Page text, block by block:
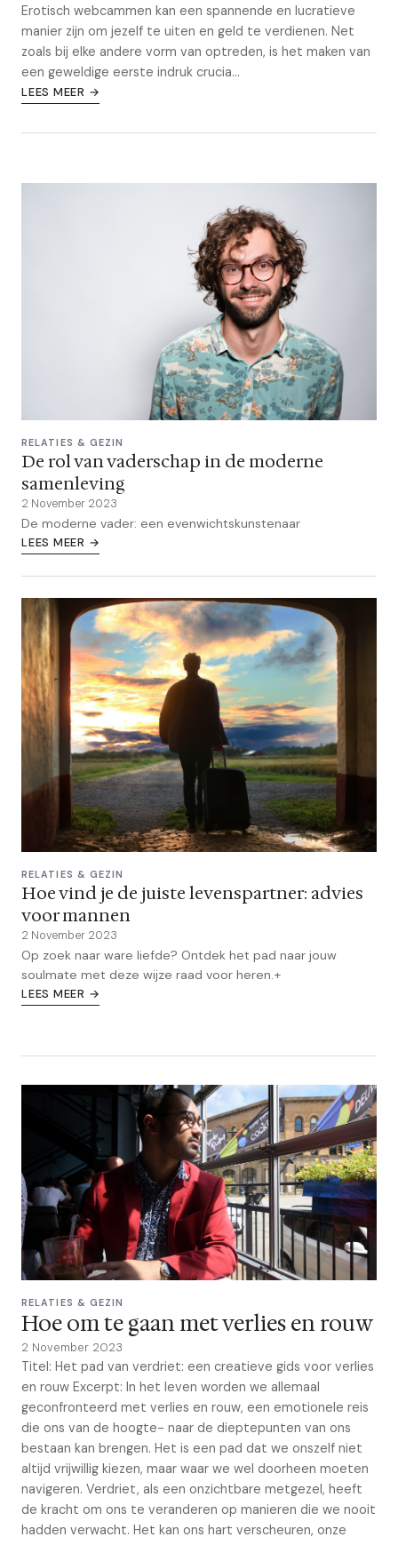
Erotisch webcammen kan een spannende en lucratieve
manier zijn om jezelf te uiten en geld te verdienen. Net
zoals bij elke andere vorm van optreden, is het maken van
een geweldige eerste indruk crucia...
LEES MEER →
RELATIES & GEZIN
De rol van vaderschap in de moderne
samenleving
2 November 2023
De moderne vader: een evenwichtskunstenaar
LEES MEER →
RELATIES & GEZIN
Hoe vind je de juiste levenspartner: advies
voor mannen
2 November 2023
Op zoek naar ware liefde? Ontdek het pad naar jouw
soulmate met deze wijze raad voor heren.+
LEES MEER →
RELATIES & GEZIN
Hoe om te gaan met verlies en rouw
2 November 2023
Titel: Het pad van verdriet: een creatieve gids voor verlies
en rouw Excerpt: In het leven worden we allemaal
geconfronteerd met verlies en rouw, een emotionele reis
die ons van de hoogte- naar de dieptepunten van ons
bestaan kan brengen. Het is een pad dat we onszelf niet
altijd vrijwillig kiezen, maar waar we wel doorheen moeten
navigeren. Verdriet, als een onzichtbare metgezel, heeft
de kracht om ons te veranderen op manieren die we nooit
hadden verwacht. Het kan ons hart verscheuren, onze